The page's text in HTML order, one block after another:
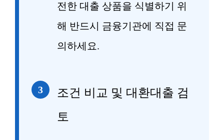
전한 대출 상품을 식별하기 위
해 반드시 금융기관에 직접 문
의하세요.
3
조건 비교 및 대환대출 검
토